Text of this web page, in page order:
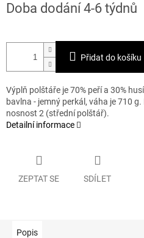
cena:
Doba dodání 4-6 týdnů
Přidat do košíku
Výplň polštáře je 70% peří a 30%
bavlna - jemný perkál, váha je 710
nosnost 2 (střední polštář).
Detailní informace
ZEPTAT SE SDÍLET
Popis